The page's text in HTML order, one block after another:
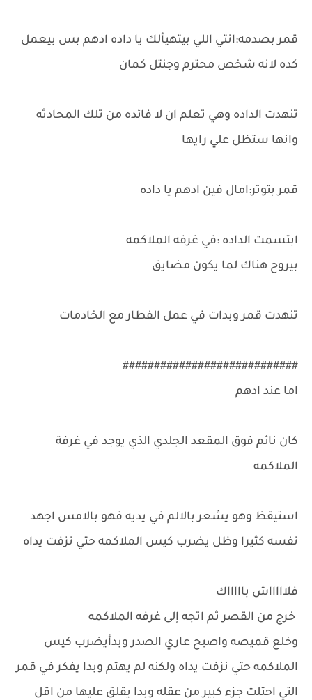
قمر بصدمه:انتي اللي بيتهيألك يا داده ادهم بس بيعمل
كده لانه شخص محترم وجنتل كمان
تنهدت الداده وهي تعلم ان لا فائده من تلك المحادثه
وانها ستظل علي رايها
قمر بتوتر:امال فين ادهم يا داده
ابتسمت الداده :في غرفه الملاكمه
بيروح هناك لما يكون مضايق
تنهدت قمر وبدات في عمل الفطار مع الخادمات
############################
اما عند ادهم
كان نائم فوق المقعد الجلدي الذي يوجد في غرفة
الملاكمه
استيقظ وهو يشعر بالالم في يديه فهو بالامس اجهد
نفسه كثيرا وظل يضرب كيس الملاكمه حتي نزفت يداه
فلاااااش باااااك
خرج من القصر ثم اتجه إلى غرفه الملاكمه
وخلع قميصه واصبح عاري الصدر وبدأيضرب كيس
الملاكمه حتي نزفت يداه ولكنه لم يهتم وبدا يفكر في قمر
التي احتلت جزء كبير من عقله وبدا يقلق عليها من اقل